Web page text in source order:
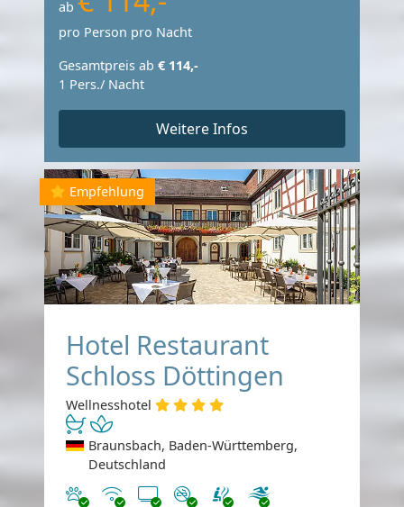
ab
pro Person pro Nacht
Gesamtpreis ab € 114,-
1 Pers./ Nacht
Weitere Infos
Empfehlung
Hotel Restaurant
Schloss Döttingen
Wellnesshotel
Braunsbach, Baden-Württemberg,
Deutschland
Haustiere erlaubt
Internet
TV Nichtraucher